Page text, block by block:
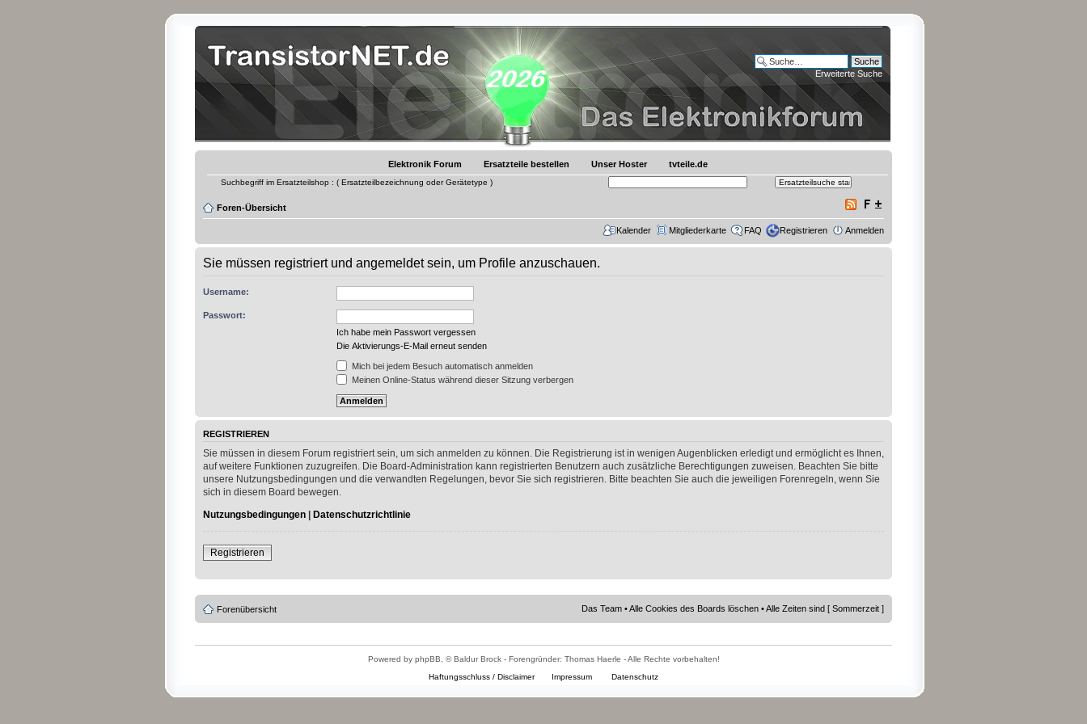
Erweiterte Suche
Elektronik Forum Ersatzteile bestellen Unser Hoster tvteile.de
Suchbegriff im Ersatzteilshop : ( Ersatzteilbezeichnung oder Gerätetype )
Foren-Übersicht
Kalender Mitgliederkarte FAQ Registrieren Anmelden
Sie müssen registriert und angemeldet sein, um Profile anzuschauen.
Username:
Passwort:
Ich habe mein Passwort vergessen
Die Aktivierungs-E-Mail erneut senden
Mich bei jedem Besuch automatisch anmelden
Meinen Online-Status während dieser Sitzung verbergen
REGISTRIEREN
Sie müssen in diesem Forum registriert sein, um sich anmelden zu können. Die Registrierung ist in wenigen Augenblicken erledigt und ermöglicht es Ihnen,
auf weitere Funktionen zuzugreifen. Die Board-Administration kann registrierten Benutzern auch zusätzliche Berechtigungen zuweisen. Beachten Sie bitte
unsere Nutzungsbedingungen und die verwandten Regelungen, bevor Sie sich registrieren. Bitte beachten Sie auch die jeweiligen Forenregeln, wenn Sie
sich in diesem Board bewegen.
Nutzungsbedingungen | Datenschutzrichtlinie
Registrieren
Forenübersicht Das Team •Alle Cookies des Boards löschen • Alle Zeiten sind [ Sommerzeit ]
Powered by phpBB, © Baldur Brock - Forengründer: Thomas Haerle - Alle Rechte vorbehalten!
Haftungsschluss / Disclaimer
Impressum Datenschutz